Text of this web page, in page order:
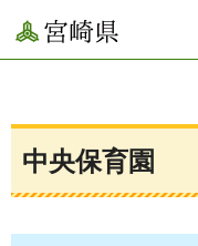
宮崎県
中央保育園